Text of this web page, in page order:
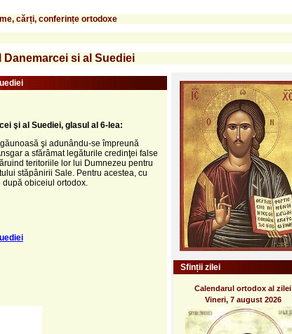
cărți, conferințe ortodoxe
si al Suediei
şi al Suediei, glasul al 6-lea:
şi adunându-se împreună
a sfărâmat legăturile credinţei false
teritoriile lor lui Dumnezeu pentru
stăpânirii Sale. Pentru acestea, cu
obiceiul ortodox.
Sfinții zilei
Calendarul ortodox al zilei
Vineri, 7 august 2026